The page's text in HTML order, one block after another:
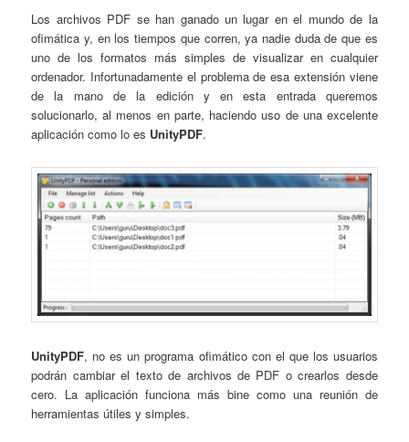
Los archivos PDF se han ganado un lugar en el mundo de la
ofimática y, en los tiempos que corren, ya nadie duda de que es
uno de los formatos más simples de visualizar en cualquier
ordenador. Infortunadamente el problema de esa extensión viene
de la mano de la edición y en esta entrada queremos
solucionarlo, al menos en parte, haciendo uso de una excelente
aplicación como lo es UnityPDF.
UnityPDF, no es un programa ofimático con el que los usuarios
podrán cambiar el texto de archivos de PDF o crearlos desde
cero. La aplicación funciona más bine como una reunión de
herramientas útiles y simples.